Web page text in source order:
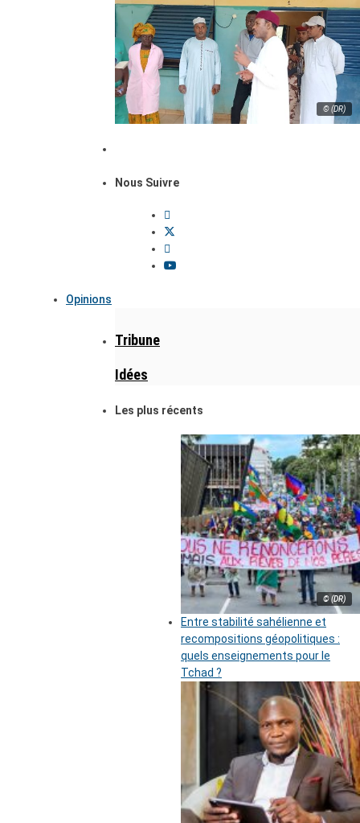
© (DR)
Nous Suivre
Opinions
Tribune
Idées
Les plus récents
© (DR)
Entre stabilité sahélienne et
recompositions géopolitiques :
quels enseignements pour le
Tchad ?